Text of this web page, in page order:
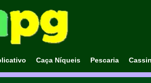
Caça Níqueis Pescaria